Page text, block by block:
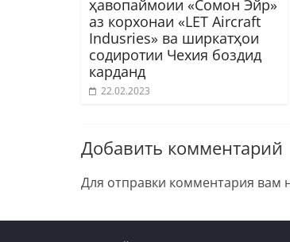
ҳавопаймоии «Сомон Эйр»
аз корхонаи «LET Aircraft
Indusries» ва ширкатҳои
содиротии Чехия боздид
карданд
22.02.2023
Добавить комментарий
Для отправки комментария вам